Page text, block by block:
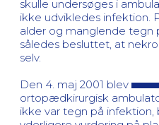
skulle undersøges i
ikke udvikledes infektion.
alder og manglende tegn
således besluttet, at
selv.
Den 4. maj 2001 blev
ortopædkirurgisk
ikke var tegn på infektion,